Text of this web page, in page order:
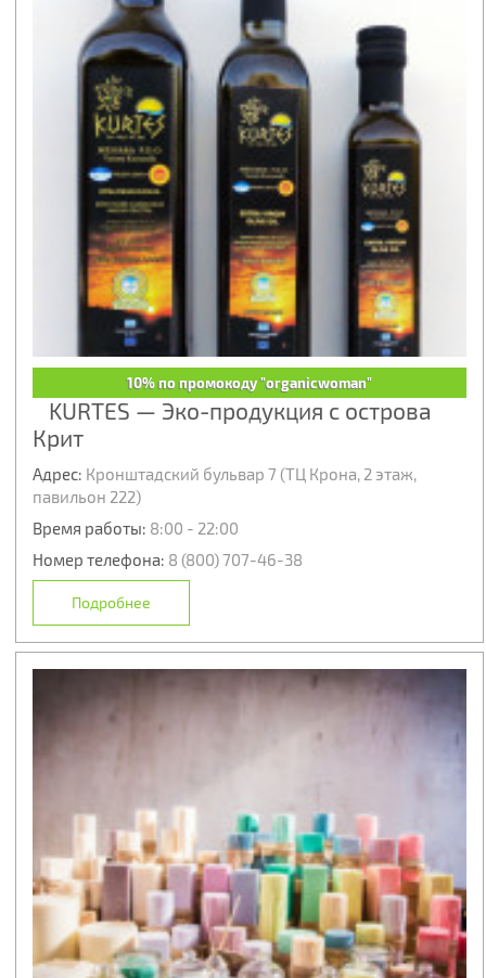
10% по промокоду "organicwoman"
KURTES — Эко-продукция с острова
Крит
Адрес: Кронштадский бульвар 7 (ТЦ Крона, 2 этаж,
павильон 222)
Время работы: 8:00 - 22:00
Номер телефона: 8 (800) 707-46-38
Подробнее